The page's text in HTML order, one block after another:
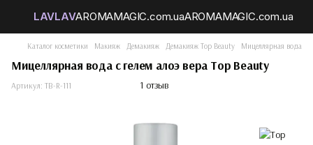
Каталог косметики Макияж Демакияж Демакияж Top Beauty Мицеллярная вода с
Мицеллярная вода с гелем алоэ вера Top Beauty
Артикул: TB-R-111 1 отзыв